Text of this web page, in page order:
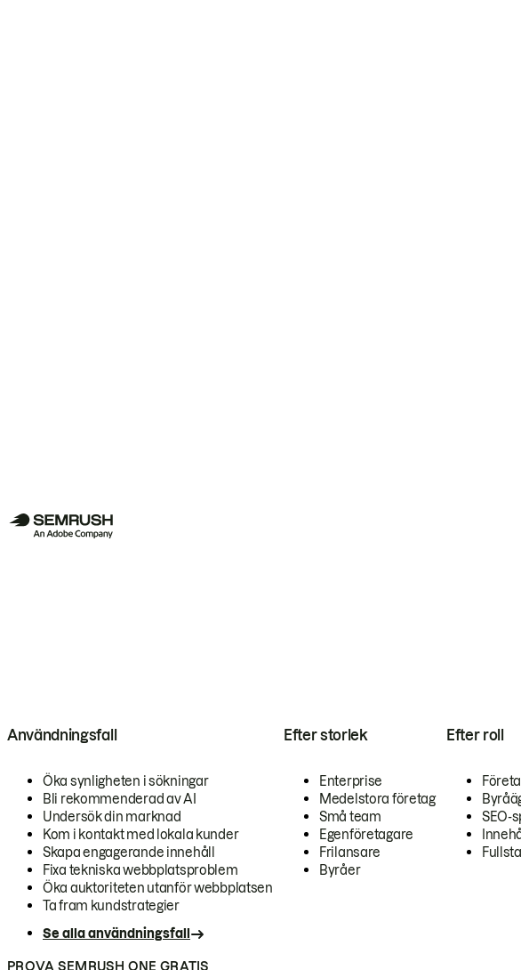
Användningsfall
Öka synligheten i sökningar
Bli rekommenderad av AI
Undersök din marknad
Kom i kontakt med lokala kunder
Skapa engagerande innehåll
Fixa tekniska webbplatsproblem
Öka auktoriteten utanför webbplatsen
Ta fram kundstrategier
Se alla användningsfall
Efter storlek
Enterprise
Medelstora företag
Små team
Egenföretagare
Frilansare
Byråer
Efter roll
SEO-
PROVA SEMRUSH ONE GRATIS